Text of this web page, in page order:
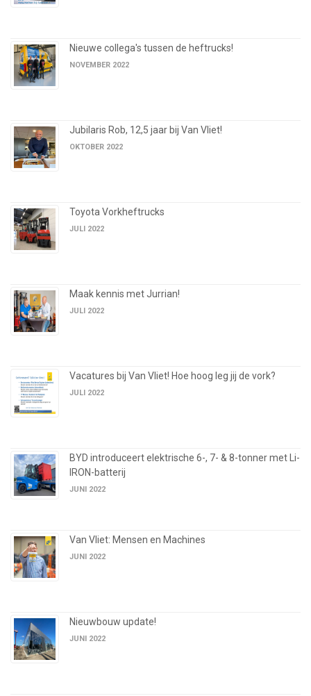
Nieuwe collega's tussen de heftrucks!
NOVEMBER 2022
Jubilaris Rob, 12,5 jaar bij Van Vliet!
OKTOBER 2022
Toyota Vorkheftrucks
JULI 2022
Maak kennis met Jurrian!
JULI 2022
Vacatures bij Van Vliet! Hoe hoog leg jij de vork?
JULI 2022
BYD introduceert elektrische 6-, 7- & 8-tonner met Li-
IRON-batterij
JUNI 2022
Van Vliet: Mensen en Machines
JUNI 2022
Nieuwbouw update!
JUNI 2022